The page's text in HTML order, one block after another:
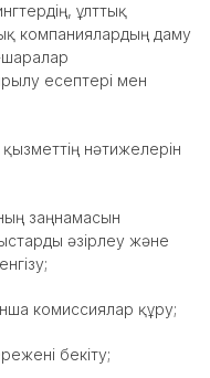
ұлттық
компаниялардың даму
есептері мен
нәтижелерін
заңнамасын
әзірлеу және
комиссиялар құру;
бекіту;